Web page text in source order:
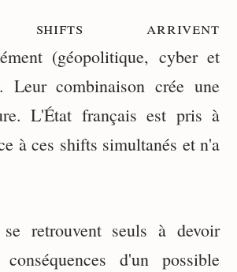
shifts arrivent
(géopolitique, cyber et
combinaison crée une
L'État français est pris à
à ces shifts simultanés et n'a
retrouvent seuls à devoir
d'un possible